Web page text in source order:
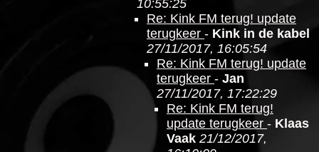
10:55:25
Re: Kink FM terug! update
terugkeer - Kink in de kabel
27/11/2017, 16:05:54
Re: Kink FM terug! update
terugkeer - Jan
27/11/2017, 17:22:29
Re: Kink FM terug!
update terugkeer - Klaas
Vaak 21/12/2017,